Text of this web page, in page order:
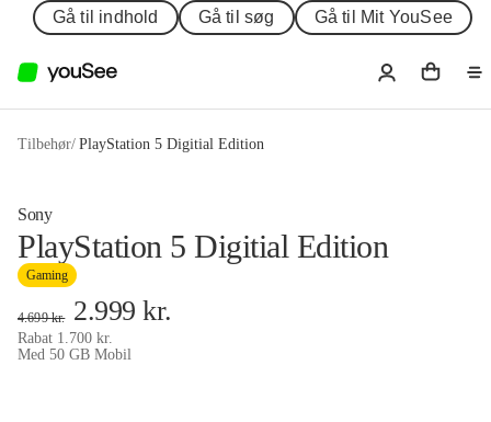
Gå til indhold Gå til søg Gå til Mit YouSee
Tilbehør/ PlayStation 5 Digitial Edition
Sony
PlayStation 5 Digitial Edition
Gaming
4.699kr. 2.999kr.
Rabat 1.700 kr.
Med 50 GB Mobil